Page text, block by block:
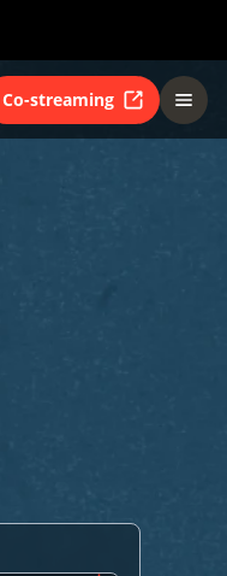
Co-streaming